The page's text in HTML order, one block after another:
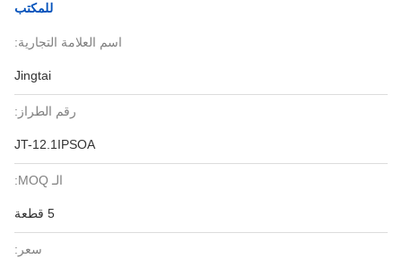
للمكتب
اسم العلامة التجارية:
Jingtai
رقم الطراز:
JT-12.1IPSOA
الـ MOQ:
5 قطعة
سعر: